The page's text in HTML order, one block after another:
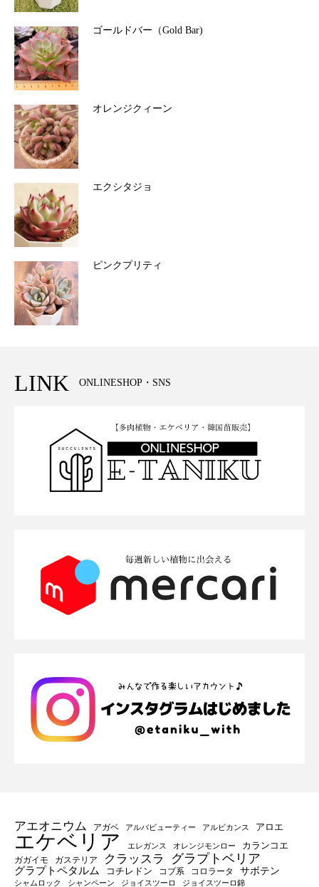
ゴールドバー（Gold Bar)
オレンジクィーン
エクシタジョ
ピンクプリティ
LINK ONLINESHOP・SNS
アエオニウム アガベ アルバビューティー アルビカンス アロエ
エケベリア エレガンス オレンジモンロー カランコエ
ガガイモ ガステリア クラッスラ グラプトベリア
グラプトペタルム コチレドン コブ系 コロラータ サボテン
シャムロック シャンペーン ジョイスツーロ ジョイスツーロ錦